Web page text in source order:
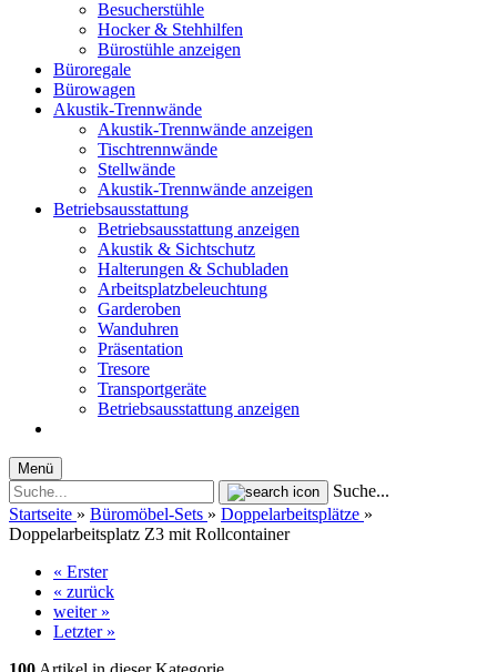
Besucherstühle
Hocker & Stehhilfen
Bürostühle anzeigen
Büroregale
Bürowagen
Akustik-Trennwände
Akustik-Trennwände anzeigen
Tischtrennwände
Stellwände
Akustik-Trennwände anzeigen
Betriebsausstattung
Betriebsausstattung anzeigen
Akustik & Sichtschutz
Halterungen & Schubladen
Arbeitsplatzbeleuchtung
Garderoben
Wanduhren
Präsentation
Tresore
Transportgeräte
Betriebsausstattung anzeigen
Menü
Suche...
Startseite » Büromöbel-Sets » Doppelarbeitsplätze »
Doppelarbeitsplatz Z3 mit Rollcontainer
« Erster
« zurück
weiter »
Letzter »